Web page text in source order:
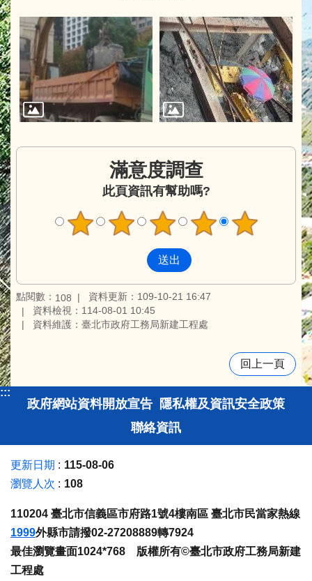
滿意度調查
此頁資訊有幫助嗎?
點閱數： 108
資料更新：109-10-21 16:47
資料檢視：114-08-01 10:45
資料維護：臺北市政府工務局新建工程處
回上一頁
:::
政府網站資料開放宣告 隱私權及資訊安全政策
聯絡資訊
更新日期
115-08-06
瀏覽人次
108
110204 臺北市信義區市府路1號4樓南區 臺北市民當家熱線
1999外縣市請撥02-27208889轉7924
最佳瀏覽畫面1024*768 版權所有©臺北市政府工務局新建
工程處